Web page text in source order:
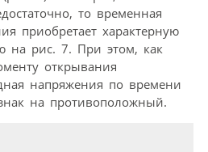
то временная
приобретает характерную
на рис. 7. При этом, как
открывания
напряжения по времени
на противоположный.